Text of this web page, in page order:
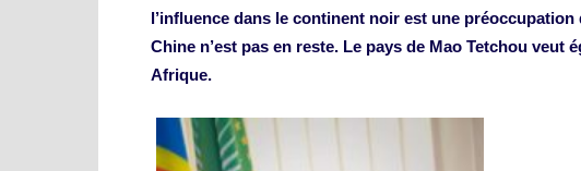
l’influence dans le continent noir est une
Chine n’est pas en reste. Le pays de Mao Tetchou veut
Afrique.